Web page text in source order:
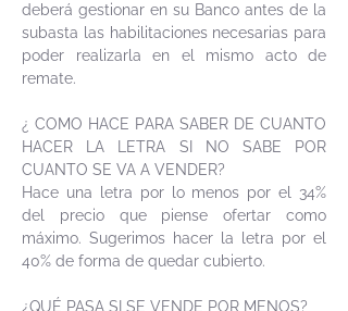
deberá gestionar en su Banco antes de la
subasta las habilitaciones necesarias para
poder realizarla en el mismo acto de
remate.
¿ COMO HACE PARA SABER DE CUANTO
HACER LA LETRA SI NO SABE POR
CUANTO SE VA A VENDER?
Hace una letra por lo menos por el 34%
del precio que piense ofertar como
máximo. Sugerimos hacer la letra por el
40% de forma de quedar cubierto.
¿QUÉ PASA SI SE VENDE POR MENOS?